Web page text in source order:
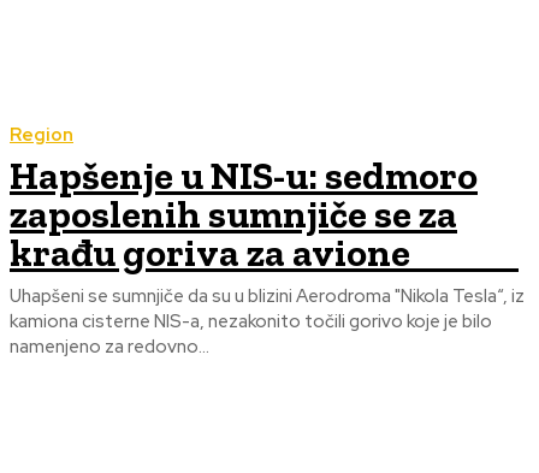
Region
Hapšenje u NIS-u: sedmoro
zaposlenih sumnjiče se za
krađu goriva za avione
Uhapšeni se sumnjiče da su u blizini Aerodroma "Nikola Tesla“, iz
kamiona cisterne NIS-a, nezakonito točili gorivo koje je bilo
namenjeno za redovno...